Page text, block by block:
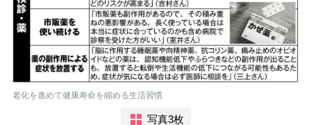
老化を進めて健康寿命を縮める生活習慣
写真3枚